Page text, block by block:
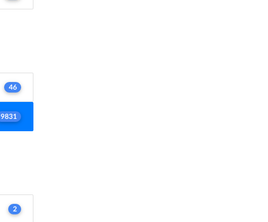
46
9831
2